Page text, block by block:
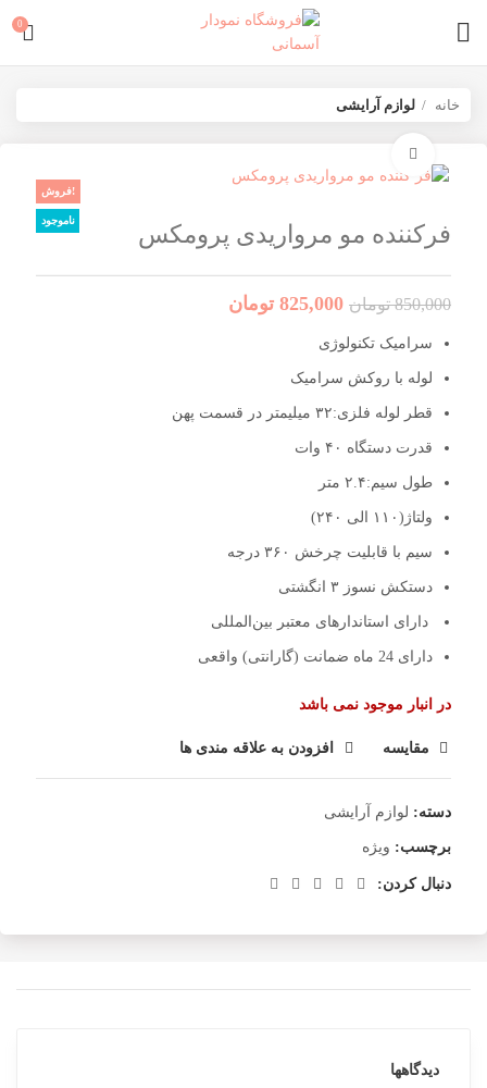
0
خانه لوازم آرایشی
فروش!
ناموجود
فرکننده مو مرواریدی پرومکس
850,000 تومان 825,000 تومان
سرامیک تکنولوژی
لوله با روکش سرامیک
قطر لوله فلزی:۳۲ میلیمتر در قسمت پهن
قدرت دستگاه ۴۰ وات
طول سیم:۲.۴ متر
ولتاژ(۱۱۰ الی ۲۴۰)
سیم با قابلیت چرخش ۳۶۰ درجه
دستکش نسوز ۳ انگشتی
دارای استاندارهای معتبر بین‌المللی
دارای 24 ماه ضمانت (گارانتی) واقعی
در انبار موجود نمی باشد
مقایسه افزودن به علاقه مندی ها
دسته: لوازم آرایشی
برچسب: ویژه
دنبال کردن:
دیدگاهها